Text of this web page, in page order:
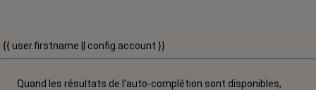
{{ user.firstname || config.account }}
Quand les résultats de l'auto-complétion sont disponibles,